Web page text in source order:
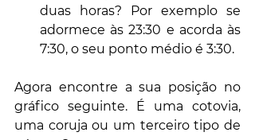
duas horas? Por exemplo se
adormece às 23:30 e acorda às
7:30, o seu ponto médio é 3:30.
Agora encontre a sua posição no
gráfico seguinte. É uma cotovia,
uma coruja ou um terceiro tipo de